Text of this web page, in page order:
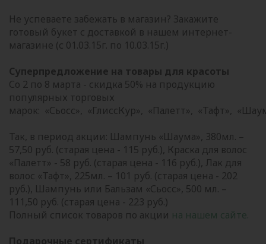
Не успеваете забежать в магазин? Закажите
готовый букет с доставкой в нашем интернет-
магазине (с 01.03.15г. по 10.03.15г.)
Суперпредложение на товары для красоты
Со 2 по 8 марта - скидка 50% на продукцию
популярных торговых
марок: «Сьосс», «ГлиссКур», «Палетт», «Тафт»,
Так, в период акции: Шампунь «Шаума», 380мл. –
57,50 руб. (старая цена - 115 руб.), Краска для волос
«Палетт» - 58 руб. (старая цена - 116 руб.), Лак для
волос «Тафт», 225мл. – 101 руб. (старая цена - 202
руб.), Шампунь или Бальзам «Сьосс», 500 мл. –
111,50 руб. (старая цена - 223 руб.)
Полный список товаров по акции на нашем сайте.
Подарочные сертификаты